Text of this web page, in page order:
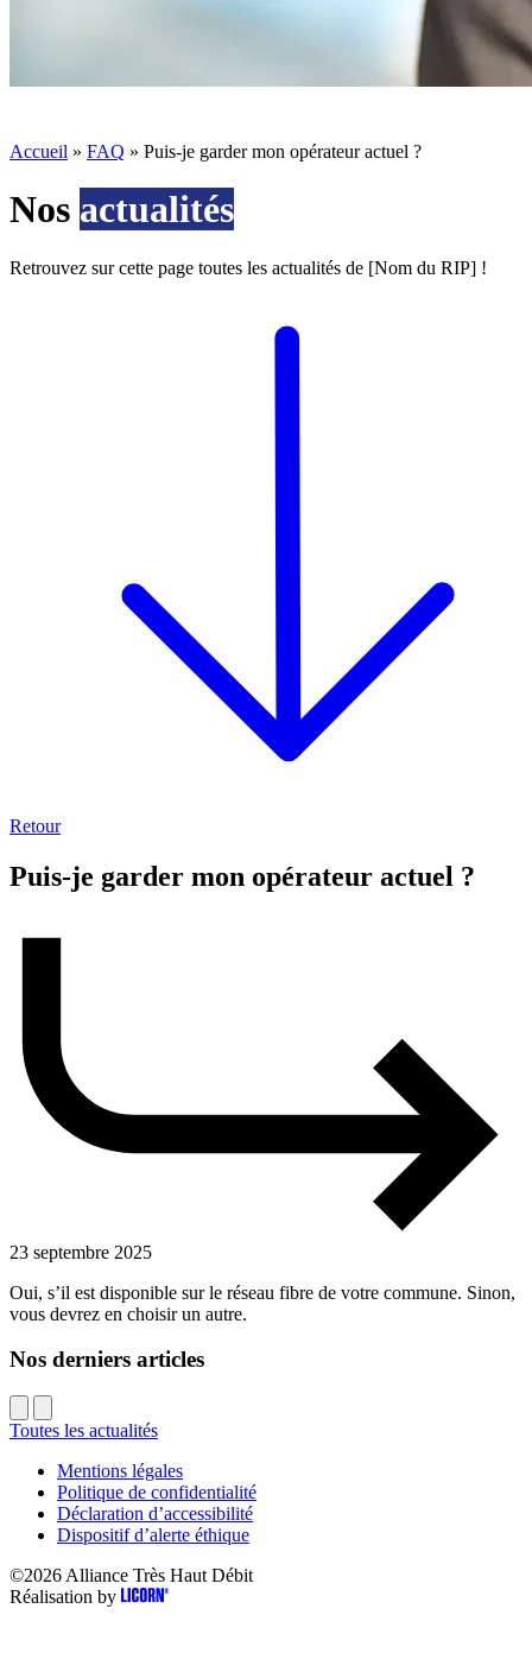
Accueil » FAQ » Puis-je garder mon opérateur actuel ?
Nos actualités
Retrouvez sur cette page toutes les actualités de [Nom du RIP] !
Retour
Puis-je garder mon opérateur actuel ?
23 septembre 2025
Oui, s’il est disponible sur le réseau fibre de votre commune. Sinon,
vous devrez en choisir un autre.
Nos derniers articles
Toutes les actualités
Mentions légales
Politique de confidentialité
Déclaration d’accessibilité
Dispositif d’alerte éthique
©2026 Alliance Très Haut Débit
Réalisation by